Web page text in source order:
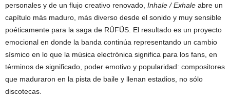
personales y de un flujo creativo renovado, Inhale / Exhale abre un
capítulo más maduro, más diverso desde el sonido y muy sensible
poéticamente para la saga de RÜFÜS. El resultado es un proyecto
emocional en donde la banda continúa representando un cambio
sísmico en lo que la música electrónica significa para los fans, en
términos de significado, poder emotivo y popularidad: compositores
que maduraron en la pista de baile y llenan estadios, no sólo
discotecas.